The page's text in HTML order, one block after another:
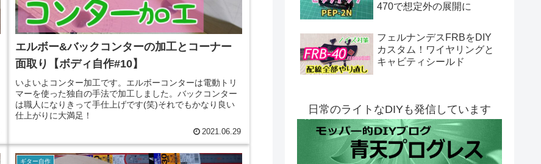
エルボー&バックコンターの加工とコーナー
面取り【ボディ自作#10】
いよいよコンター加工です。エルボーコンターは電動トリ
マーを使った独自の手法で加工しました。バックコンター
は職人になりきって手仕上げです(笑)それでもかなり良い
仕上がりに大満足！
2021.06.29
ギター自作
470で想定外の展開に
フェルナンデスFRBをDIY
カスタム！ワイヤリングと
キャビティシールド
日常のライトなDIYも発信しています